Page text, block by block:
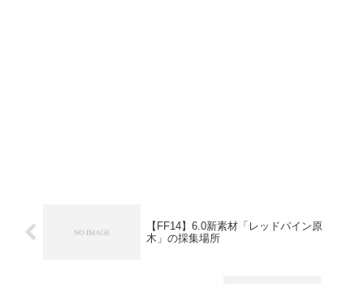
【FF14】6.0新素材「レッドパイン原
木」の採集場所